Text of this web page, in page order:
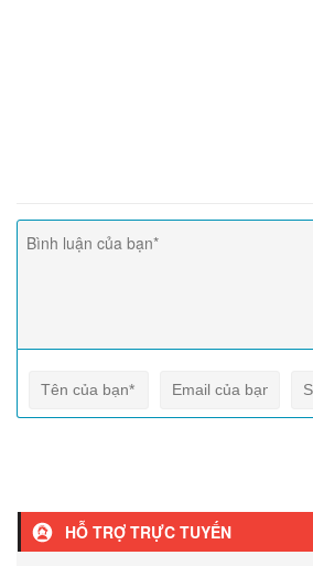
HỖ TRỢ TRỰC TUYẾN